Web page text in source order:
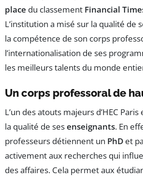
place du classement Financial
L’institution a misé sur la qualité de
la compétence de son corps
l’internationalisation de ses
les meilleurs talents du monde
Un corps professoral de
L’un des atouts majeurs d’HEC
la qualité de sesenseignants. En
professeurs détiennent un PhD et
activement aux recherches qui
des affaires. Cela permet aux